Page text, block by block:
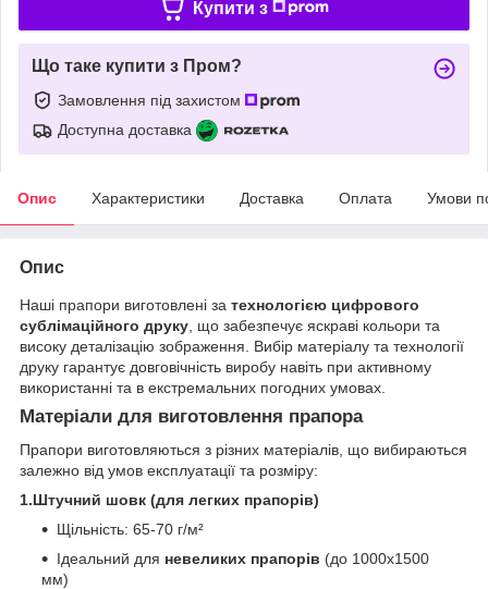
Купити з
Що таке купити з Пром?
Замовлення під захистом
Доступна доставка
Опис Характеристики Доставка Оплата Умови
Опис
Наші прапори виготовлені за технологією цифрового
сублімаційного друку , що забезпечує яскраві кольори та
високу деталізацію зображення. Вибір матеріалу та технології
друку гарантує довговічність виробу навіть при активному
використанні та в екстремальних погодних умовах.
Матеріали для виготовлення прапора
Прапори виготовляються з різних матеріалів, що вибираються
залежно від умов експлуатації та розміру:
1.Штучний шовк (для легких прапорів)
Щільність: 65-70 г/м²
Ідеальний для невеликих прапорів (до 1000х1500
мм)